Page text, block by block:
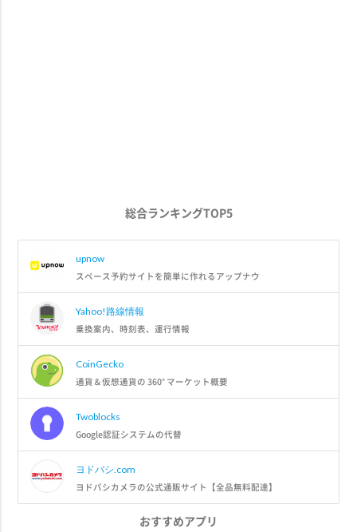
総合ランキングTOP5
upnow
スペース予約サイトを簡単に作れるアップナウ
Yahoo!路線情報
乗換案内、時刻表、運行情報
CoinGecko
通貨＆仮想通貨の 360° マーケット概要
Twoblocks
Google認証システムの代替
ヨドバシ.com
ヨドバシカメラの公式通販サイト【全品無料配達】
おすすめアプリ